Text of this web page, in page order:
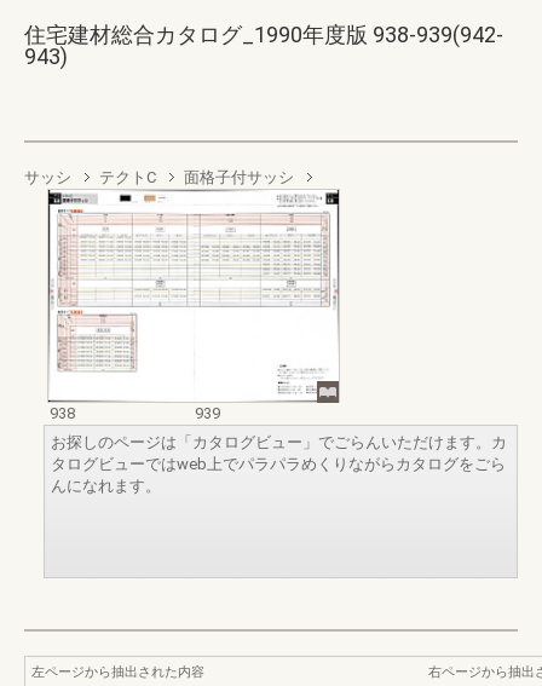
住宅建材総合カタログ_1990年度版 938-939(942-
943)
サッシ テクトC 面格子付サッシ
938
939
お探しのページは「カタログビュー」でごらんいただけます。カ
タログビューではweb上でパラパラめくりながらカタログをごら
んになれます。
左ページから抽出された内容
右ページから抽出